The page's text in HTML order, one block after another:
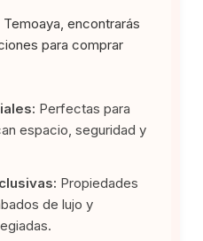
Temoaya, encontrarás
para comprar
Perfectas para
espacio, seguridad y
Propiedades
de lujo y